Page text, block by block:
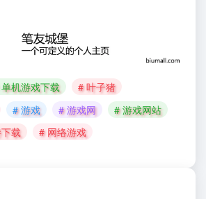
机游戏下载
# 叶子猪
# 游戏 # 游戏网
# 游戏网站
载 # 网络游戏